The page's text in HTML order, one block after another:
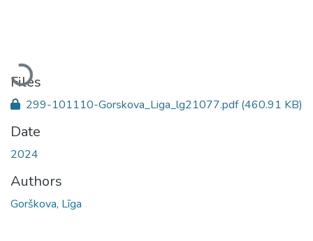
Loading...
Files
299-101110-Gorskova_Liga_lg21077.pdf(460.91 KB)
Date
2024
Authors
Gorškova, Līga